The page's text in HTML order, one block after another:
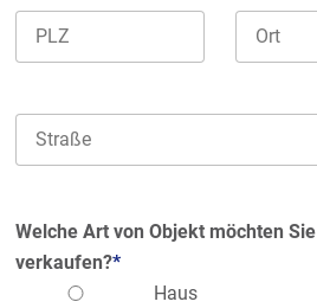
Welche Art von Objekt möchten Sie
verkaufen?*
Haus